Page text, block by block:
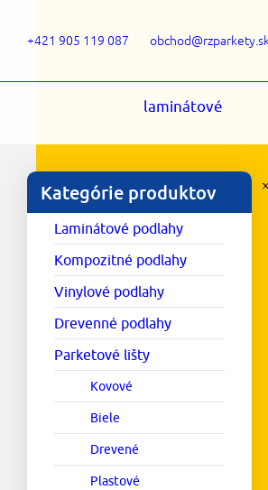
+421 905 119 087 obchod@rzparkety.sk
laminátové
Kategórie produktov
Laminátové podlahy
Kompozitné podlahy
Vinylové podlahy
Drevenné podlahy
Parketové lišty
Kovové
Biele
Drevené
Plastové